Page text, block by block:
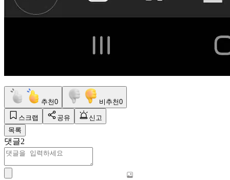
추천0 비추천0
스크랩 공유
신고
목록
댓글2